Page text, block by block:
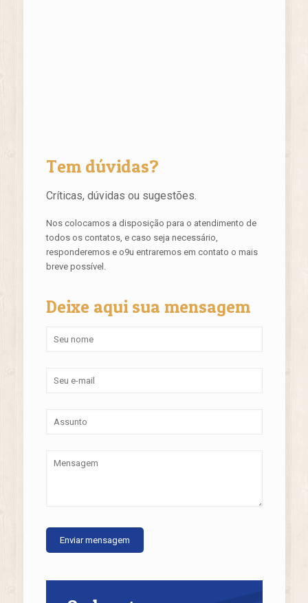
Tem dúvidas?
Críticas, dúvidas ou sugestões.
Nos colocamos a disposição para o atendimento de
todos os contatos, e caso seja necessário,
responderemos e o9u entraremos em contato o mais
breve possível.
Deixe aqui sua mensagem